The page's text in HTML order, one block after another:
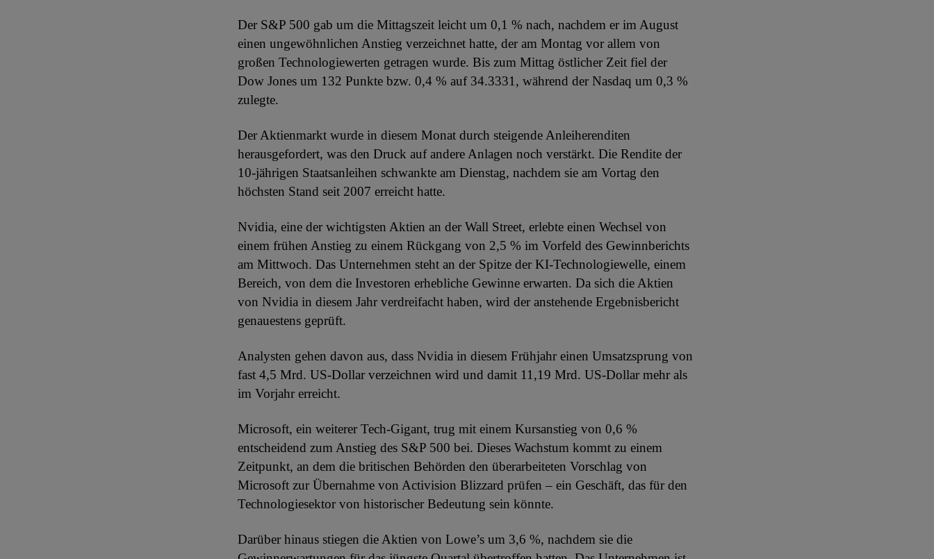
Der S&P 500 gab um die Mittagszeit leicht um 0,1 % nach, nachdem er im August
einen ungewöhnlichen Anstieg verzeichnet hatte, der am Montag vor allem von
großen Technologiewerten getragen wurde. Bis zum Mittag östlicher Zeit fiel der
Dow Jones um 132 Punkte bzw. 0,4 % auf 34.3331, während der Nasdaq um 0,3 %
zulegte.
Der Aktienmarkt wurde in diesem Monat durch steigende Anleiherenditen
herausgefordert, was den Druck auf andere Anlagen noch verstärkt. Die Rendite der
10-jährigen Staatsanleihen schwankte am Dienstag, nachdem sie am Vortag den
höchsten Stand seit 2007 erreicht hatte.
Nvidia, eine der wichtigsten Aktien an der Wall Street, erlebte einen Wechsel von
einem frühen Anstieg zu einem Rückgang von 2,5 % im Vorfeld des Gewinnberichts
am Mittwoch. Das Unternehmen steht an der Spitze der KI-Technologiewelle, einem
Bereich, von dem die Investoren erhebliche Gewinne erwarten. Da sich die Aktien
von Nvidia in diesem Jahr verdreifacht haben, wird der anstehende Ergebnisbericht
genauestens geprüft.
Analysten gehen davon aus, dass Nvidia in diesem Frühjahr einen Umsatzsprung von
fast 4,5 Mrd. US-Dollar verzeichnen wird und damit 11,19 Mrd. US-Dollar mehr als
im Vorjahr erreicht.
Microsoft, ein weiterer Tech-Gigant, trug mit einem Kursanstieg von 0,6 %
entscheidend zum Anstieg des S&P 500 bei. Dieses Wachstum kommt zu einem
Zeitpunkt, an dem die britischen Behörden den überarbeiteten Vorschlag von
Microsoft zur Übernahme von Activision Blizzard prüfen – ein Geschäft, das für den
Technologiesektor von historischer Bedeutung sein könnte.
Darüber hinaus stiegen die Aktien von Lowe’s um 3,6 %, nachdem sie die